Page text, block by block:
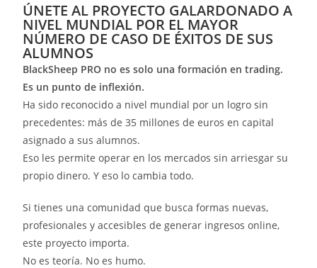
ÚNETE AL PROYECTO GALARDONADO A
NIVEL MUNDIAL POR EL MAYOR
NÚMERO DE CASO DE ÉXITOS DE SUS
ALUMNOS
BlackSheep PRO no es solo una formación en trading.
Es un punto de inflexión.
Ha sido reconocido a nivel mundial por un logro sin
precedentes: más de 35 millones de euros en capital
asignado a sus alumnos.
Eso les permite operar en los mercados sin arriesgar su
propio dinero. Y eso lo cambia todo.
Si tienes una comunidad que busca formas nuevas,
profesionales y accesibles de generar ingresos online,
este proyecto importa.
No es teoría. No es humo.